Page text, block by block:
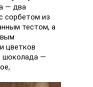
— два
сорбетом из
тестом, а
цветков
шоколада —